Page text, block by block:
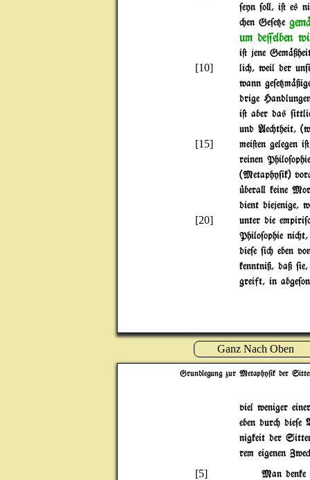
$eyn $o}, i@ es
"en Ge$e{e
um de=elben
i@ jene
[10]
li", weil der
wann
drige
i@ aber das
und Ae"theit,
[15]
mei@en gelegen
reinen
(Metaphy$ik)
|bera} keine
dient diejenige,
[20]
unter die
Philo$ophie
die$e $i" eben
kenntniß, daß
greift, in
Ganz Nach Oben
Grundlegung zur Metaphy$ik der
viel weniger
eben dur" die$e
nigkeit der
rem eigenen
[5]
Man